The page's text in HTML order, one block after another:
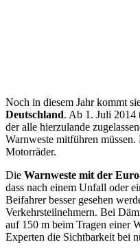
Noch in diesem Jahr kommt
Deutschland. Ab 1. Juli 2014
der alle hierzulande
Warnweste mitführen
Motorräder.
Die Warnweste mit der
dass nach einem Unfall oder
Beifahrer besser gesehen
Verkehrsteilnehmern. Bei
auf 150 m beim Tragen einer
Experten die Sichtbarkeit bei